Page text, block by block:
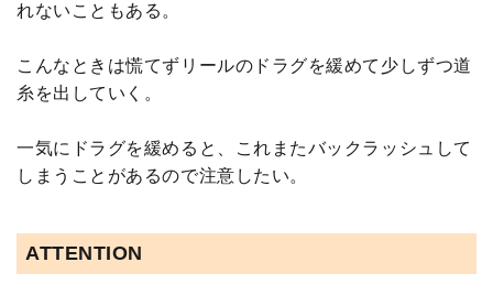
れないこともある。
こんなときは慌てずリールのドラグを緩めて少しずつ道
糸を出していく。
一気にドラグを緩めると、これまたバックラッシュして
しまうことがあるので注意したい。
ATTENTION